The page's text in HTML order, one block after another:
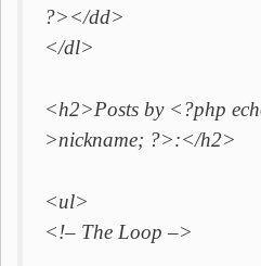
?></dd>
</dl>
<h2>Posts by <?php
>nickname; ?>:</h2>
<ul>
<!– The Loop –>